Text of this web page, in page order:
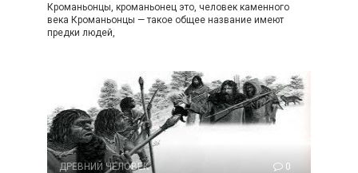
Кроманьонцы, кроманьонец это, человек каменного
века Кроманьонцы — такое общее название имеют
предки людей,
ДРЕВНИЙ ЧЕЛОВЕК 0